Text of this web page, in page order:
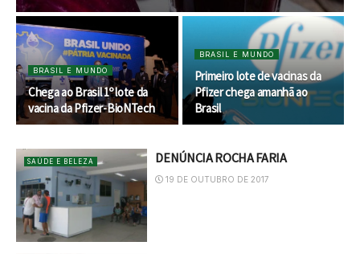
BRASIL E MUNDO
Chega ao Brasil 1º lote da
vacina da Pfizer-BioNTech
BRASIL E MUNDO
Primeiro lote de vacinas da
Pfizer chega amanhã ao
Brasil
SAÚDE E BELEZA DENÚNCIA ROCHA FARIA
19 DE OUTUBRO DE 2017